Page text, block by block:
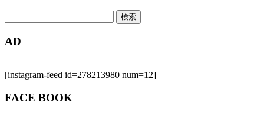
AD
[instagram-feed id=278213980 num=12]
FACE BOOK